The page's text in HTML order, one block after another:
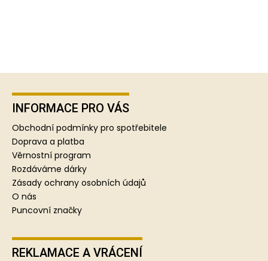
INFORMACE PRO VÁS
Obchodní podmínky pro spotřebitele
Doprava a platba
Věrnostní program
Rozdáváme dárky
Zásady ochrany osobních údajů
O nás
Puncovní značky
REKLAMACE A VRÁCENÍ